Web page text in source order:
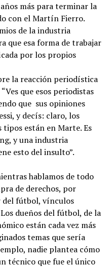
más para terminar la
con el Martín Fierro.
de la industria
que esa forma de trabajar
por los propios
la reacción periodística
que esos periodistas
que sus opiniones
y decís: claro, los
están en Marte. Es
y una industria
esto del insulto”.
hablamos de todo
de derechos, por
del fútbol, vínculos
dueños del fútbol, de la
están cada vez más
temas que sería
nadie plantea cómo
técnico que fue el único